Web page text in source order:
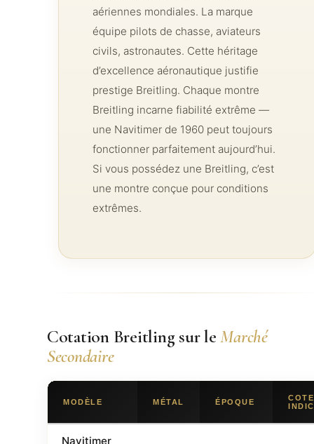
aériennes mondiales. La marque
équipe pilots de chasse, aviateurs
civils, astronautes. Cette héritage
d’excellence aéronautique justifie
prestige Breitling. Chaque montre
Breitling incarne fiabilité extrême —
une Navitimer de 1960 peut toujours
fonctionner parfaitement aujourd’hui.
Si vous possédez une Breitling, c’est
une montre conçue pour conditions
extrêmes.
Cotation Breitling sur leMarché
Secondaire
MODÈLE MÉTAL ÉPOQUE
COTE
Navitimer